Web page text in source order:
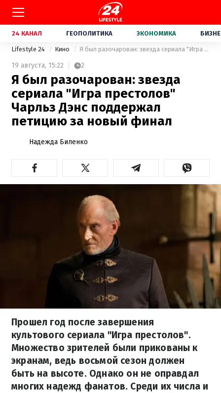
24 КАНАЛ ГЕОПОЛИТИКА ЭКОНОМИКА
Lifestyle 24 Кино Я был разочарован: звезда сериала "Игра престолов" Чарльз Дэнс поддержал петицию за новый финал
19 августа, 15:22 2
Я был разочарован: звезда
сериала "Игра престолов"
Чарльз Дэнс поддержал
петицию за новый финал
Надежда Биленко
Прошел год после завершения
культового сериала "Игра престолов".
Множество зрителей были прикованы к
экранам, ведь восьмой сезон должен
быть на высоте. Однако он не оправдал
многих надежд фанатов. Среди их числа и